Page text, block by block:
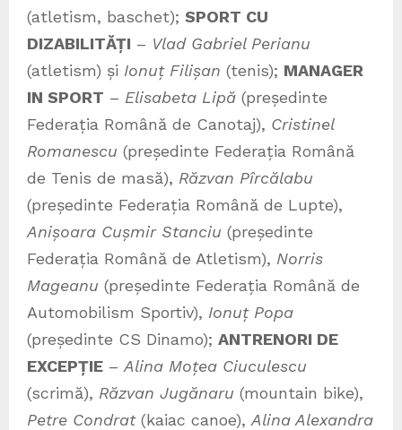
(atletism, baschet); SPORT CU
DIZABILITĂȚI – Vlad Gabriel Perianu
(atletism) și Ionuț Filișan (tenis); MANAGER
IN SPORT – Elisabeta Lipă (președinte
Federația Română de Canotaj), Cristinel
Romanescu (președinte Federația Română
de Tenis de masă), Răzvan Pîrcălabu
(președinte Federația Română de Lupte),
Anișoara Cușmir Stanciu (președinte
Federația Română de Atletism), Norris
Mageanu (președinte Federația Română de
Automobilism Sportiv), Ionuț Popa
(președinte CS Dinamo); ANTRENORI DE
EXCEPȚIE – Alina Moțea Ciuculescu
(scrimă), Răzvan Jugănaru (mountain bike),
Petre Condrat(kaiac canoe), Alina Alexandra